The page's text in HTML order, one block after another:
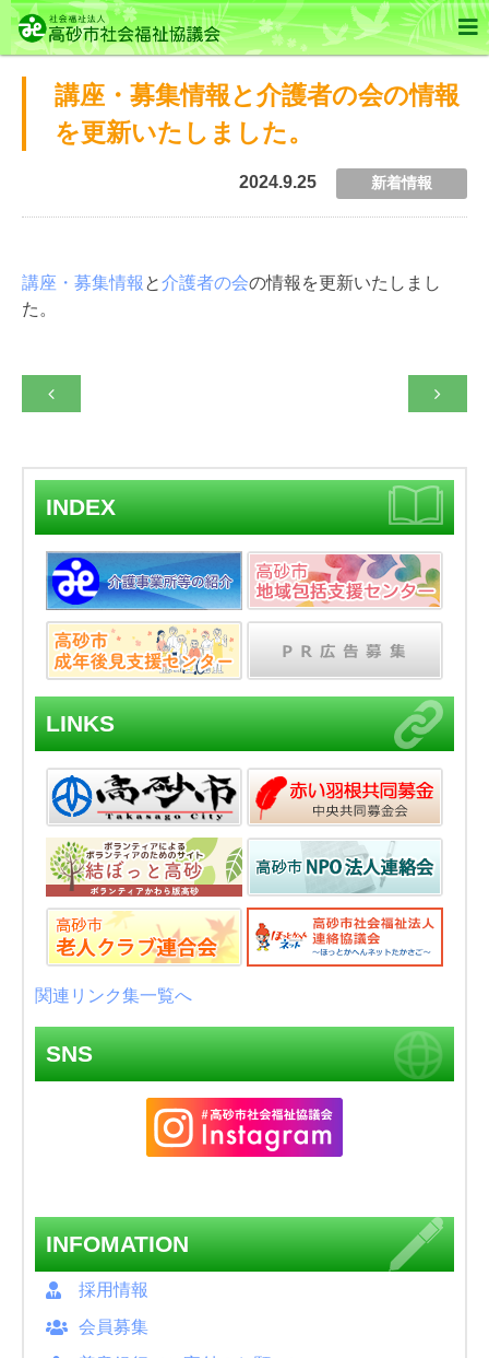

INDEX
LINKS
関連リンク集一覧へ
SNS
INFOMATION
採用情報
会員募集
講座・募集情報と介護者の会の情報
を更新いたしました。
2024.9.25 新着情報
講座・募集情報 と介護者の会の情報を更新いたしまし
た。
 